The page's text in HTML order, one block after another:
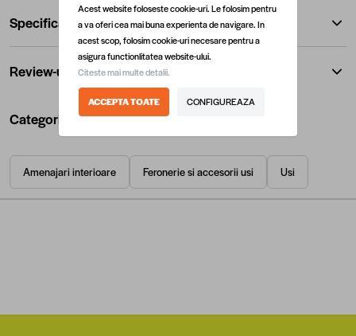
Specificatii
Review-uri
Categorii utile
Amenajari interioare Feronerie si accesorii usi Usi
Acest website foloseste cookie-uri. Le folosim pentru
a va oferi cea mai buna experienta de navigare. In
acest scop, folosim cookie-uri necesare pentru a
asigura functionlitatea website-ului.
Citeste mai multe detalii.
ACCEPTA TOATE CONFIGUREAZA